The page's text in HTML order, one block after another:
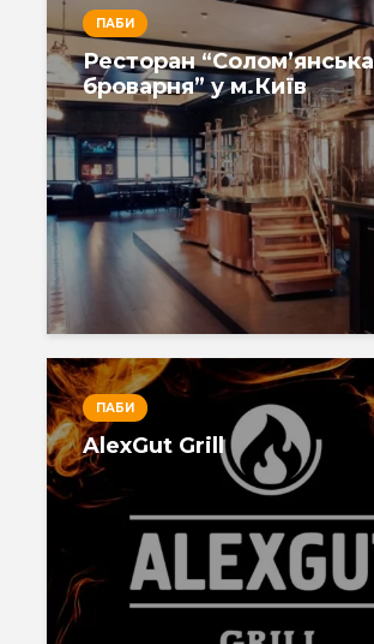
ПАБИ
Ресторан “Солом’янська
броварня” у м.Київ
ПАБИ
AlexGut Grill